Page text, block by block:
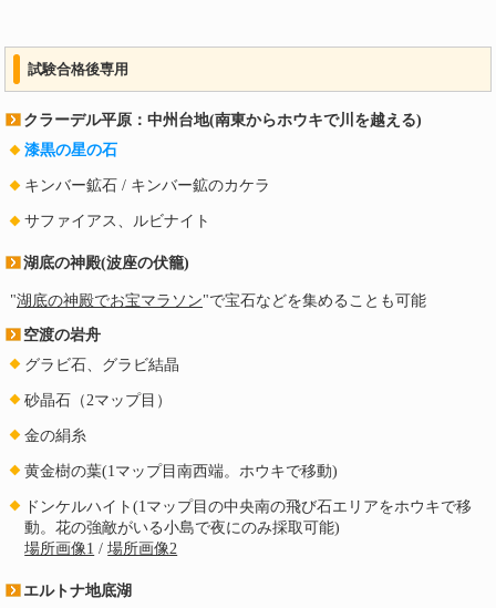
試験合格後専用
クラーデル平原：中州台地(南東からホウキで川を越える)
漆黒の星の石
キンバー鉱石 / キンバー鉱のカケラ
サファイアス、ルビナイト
湖底の神殿(波座の伏籠)
"湖底の神殿でお宝マラソン"で宝石などを集めることも可能
空渡の岩舟
グラビ石、グラビ結晶
砂晶石（2マップ目）
金の絹糸
黄金樹の葉(1マップ目南西端。ホウキで移動)
ドンケルハイト(1マップ目の中央南の飛び石エリアをホウキで移
動。花の強敵がいる小島で夜にのみ採取可能)
場所画像1 /場所画像2
エルトナ地底湖